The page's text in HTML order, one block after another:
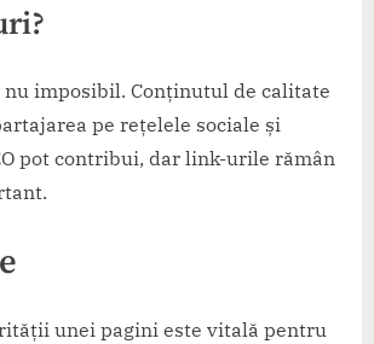
imposibil. Conținutul de calitate
pe rețelele sociale și
pot contribui, dar link-urile rămân
unei pagini este vitală pentru